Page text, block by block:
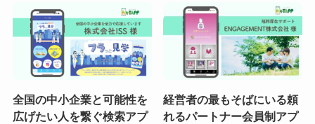
全国の中小企業と可能性を
広げたい人を繋ぐ検索アプ
経営者の最もそばにいる頼
れるパートナー会員制アプ